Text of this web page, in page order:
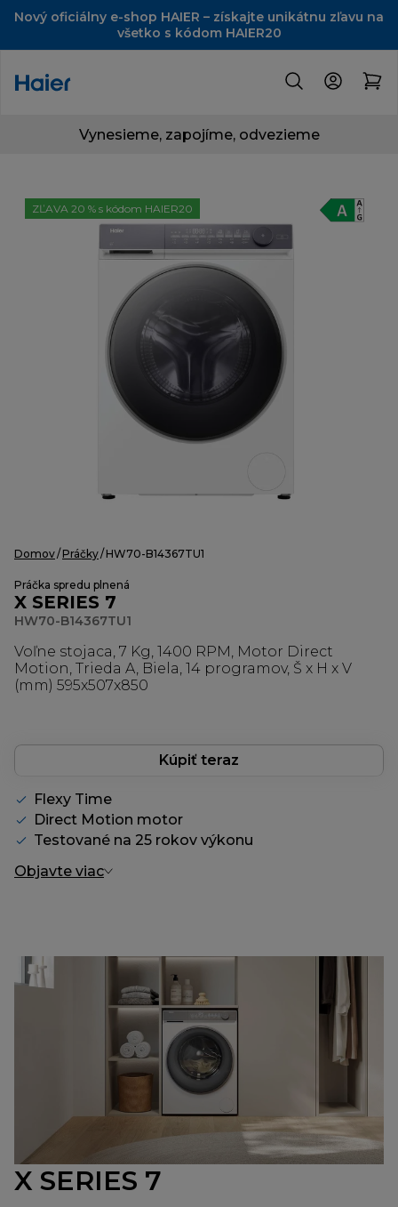
Nový oficiálny e-shop HAIER – získajte unikátnu zľavu na
všetko s kódom HAIER20
Vynesieme, zapojíme, odvezieme
ZĽAVA 20 % s kódom HAIER20
Domov Práčky HW70-B14367TU1
Práčka spredu plnená
X SERIES 7
HW70-B14367TU1
Voľne stojaca, 7 Kg, 1400 RPM, Motor Direct
Motion, Trieda A, Biela, 14 programov, Š x H x V
(mm) 595x507x850
Kúpiť teraz
Flexy Time
Direct Motion motor
Testované na 25 rokov výkonu
Objavte viac
X SERIES 7